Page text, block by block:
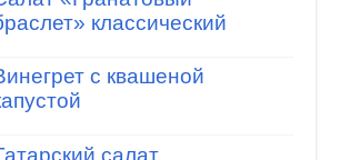
классический
с квашеной
салат